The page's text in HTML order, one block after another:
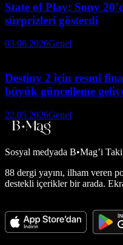
State of Play: Sony
sürprizleri gösterdi
03.06.2026Genel
Destiny 2 için resmi
büyük güncelleme
22.05.2026Genel
Sosyal medyada B•Mag’i
88 dergi yayını, ilham veren
destekli içerikler bir arada.